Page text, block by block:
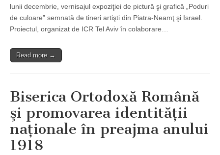
lunii decembrie, vernisajul expoziţiei de pictură şi grafică „Poduri
de culoare” semnată de tineri artişti din Piatra-Neamţ şi Israel.
Proiectul, organizat de ICR Tel Aviv în colaborare…
Read more →
Biserica Ortodoxă Română
şi promovarea identităţii
naţionale în preajma anului
1918